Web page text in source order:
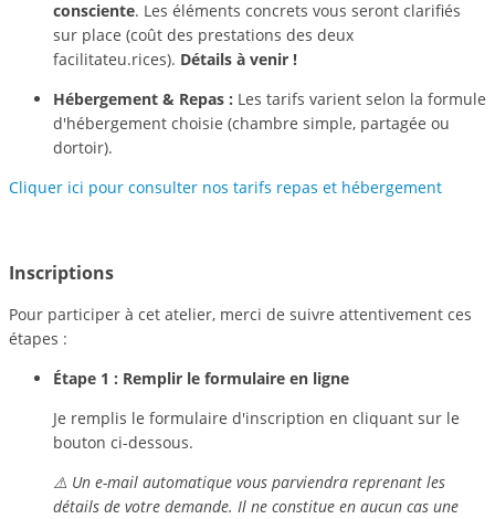
consciente. Les éléments concrets vous seront clarifiés
sur place (coût des prestations des deux
facilitateu.rices). Détails à venir !
Hébergement & Repas : Les tarifs varient selon la formule
d'hébergement choisie (chambre simple, partagée ou
dortoir).
Cliquer ici pour consulter nos tarifs repas et hébergement
Inscriptions
Pour participer à cet atelier, merci de suivre attentivement ces
étapes :
Étape 1 : Remplir le formulaire en ligne
Je remplis le formulaire d'inscription en cliquant sur le
bouton ci-dessous.
⚠️ Un e-mail automatique vous parviendra reprenant les
détails de votre demande. Il ne constitue en aucun cas une